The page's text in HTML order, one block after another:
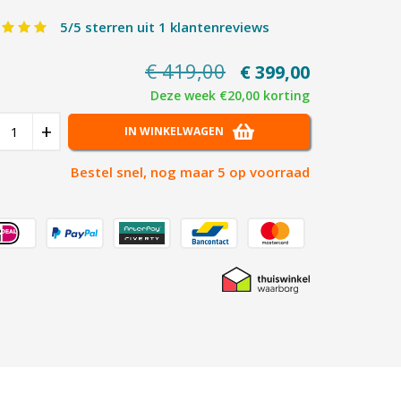
5/5 sterren uit 1 klantenreviews
€ 419,00 € 399,00
Deze week €20,00 korting
+ IN WINKELWAGEN
Bestel snel, nog maar 5 op voorraad